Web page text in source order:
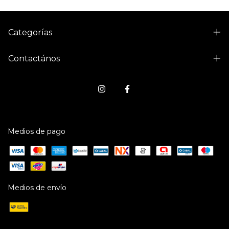
Categorías
Contactános
Medios de pago
Medios de envío